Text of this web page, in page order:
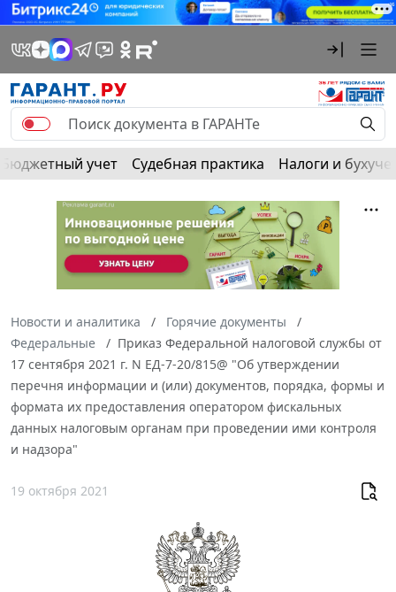
Бюджетный учет Судебная практика Налоги и
Новости и аналитика
Горячие документы
Федеральные
Приказ Федеральной налоговой службы от
17 сентября 2021 г. N ЕД-7-20/815@ "Об утверждении
перечня информации и (или) документов, порядка, формы и
формата их предоставления оператором фискальных
данных налоговым органам при проведении ими контроля
и надзора"
19 октября 2021